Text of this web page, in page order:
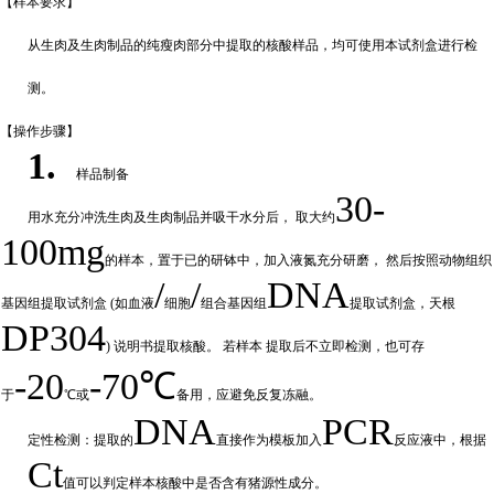
从生肉及生肉制品的纯瘦肉部分中提取的核酸样品，均可使用本试剂盒进行检
测。
【操作步骤】
1. 样品制备
用水充分冲洗生肉及生肉制品并吸干水分后， 取大约30-
100mg的样本，置于已的研钵中，加入液氮充分研磨， 然后按照动物组织
基因组提取试剂盒 (如血液/细胞/组合基因组 DNA提取试剂盒，天根
DP304) 说明书提取核酸。 若样本 提取后不立即检测，也可存
于-20℃或-70℃备用，应避免反复冻融。
定性检测：提取的DNA直接作为模板加入 PCR反应液中，根据
Ct值可以判定样本核酸中是否含有猪源性成分。